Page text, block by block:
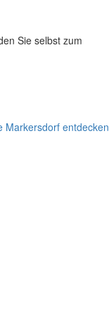
Sie selbst zum